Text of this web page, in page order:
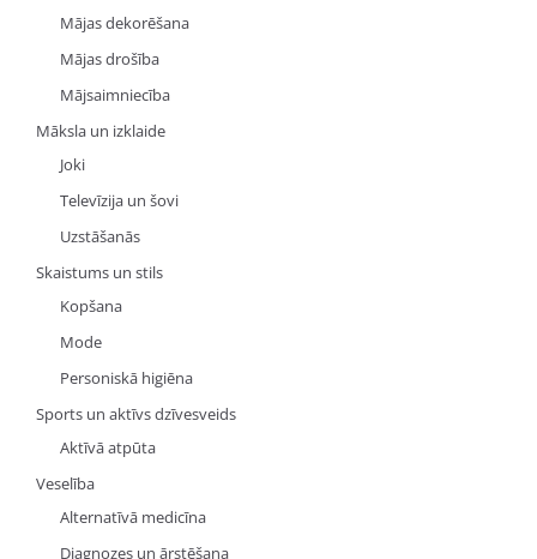
Mājas dekorēšana
Mājas drošība
Mājsaimniecība
Māksla un izklaide
Joki
Televīzija un šovi
Uzstāšanās
Skaistums un stils
Kopšana
Mode
Personiskā higiēna
Sports un aktīvs dzīvesveids
Aktīvā atpūta
Veselība
Alternatīvā medicīna
Diagnozes un ārstēšana